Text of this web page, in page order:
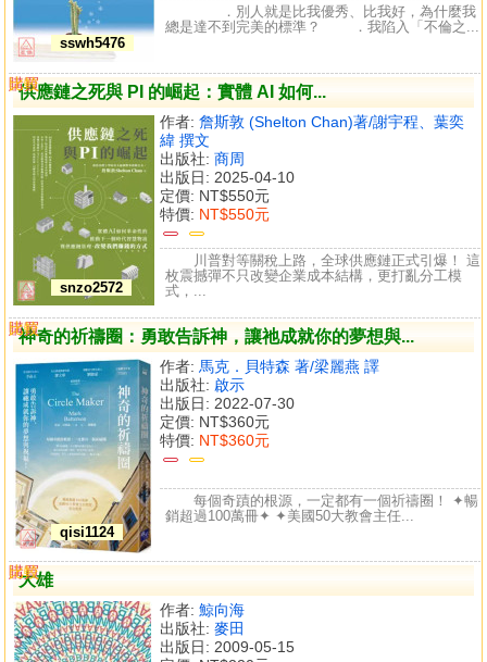
sswh5476
．別人就是比我優秀、比我好，為什麼我
總是達不到完美的標準？ ．我陷入「不倫之...
供應鏈之死與 PI 的崛起：實體 AI 如何...
snzo2572
作者: 詹斯敦 (Shelton Chan)著/謝宇程、葉奕
緯 撰文
出版社: 商周
出版日: 2025-04-10
定價: NT$550元
特價: NT$550元
購買
比較
川普對等關稅上路，全球供應鏈正式引爆！ 這
枚震撼彈不只改變企業成本結構，更打亂分工模
式，...
神奇的祈禱圈：勇敢告訴神，讓祂成就你的夢想與...
qisi1124
作者: 馬克．貝特森 著/梁麗燕 譯
出版社: 啟示
出版日: 2022-07-30
定價: NT$360元
特價: NT$360元
購買
比較
每個奇蹟的根源，一定都有一個祈禱圈！ ✦暢
銷超過100萬冊✦ ✦美國50大教會主任...
大雄
作者: 鯨向海
出版社: 麥田
出版日: 2009-05-15
購買
比較